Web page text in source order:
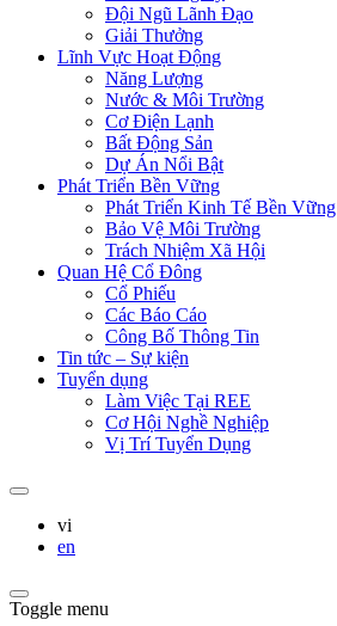
Đội Ngũ Lãnh Đạo
Giải Thưởng
Lĩnh Vực Hoạt Động
Năng Lượng
Nước & Môi Trường
Cơ Điện Lạnh
Bất Động Sản
Dự Án Nổi Bật
Phát Triển Bền Vững
Phát Triển Kinh Tế Bền Vững
Bảo Vệ Môi Trường
Trách Nhiệm Xã Hội
Quan Hệ Cổ Đông
Cổ Phiếu
Các Báo Cáo
Công Bố Thông Tin
Tin tức – Sự kiện
Tuyển dụng
Làm Việc Tại REE
Cơ Hội Nghề Nghiệp
Vị Trí Tuyển Dụng
vi
en
Toggle menu